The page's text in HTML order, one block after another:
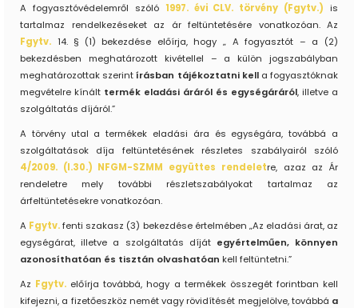
A fogyasztóvédelemről szóló 1997. évi CLV. törvény (Fgytv.) is
tartalmaz rendelkezéseket az ár feltüntetésére vonatkozóan. Az
Fgytv. 14. § (1) bekezdése előírja, hogy „ A fogyasztót – a (2)
bekezdésben meghatározott kivétellel – a külön jogszabályban
meghatározottak szerintírásban tájékoztatni kella fogyasztóknak
megvételre kínált termék eladási áráról és egységáráról, illetve a
szolgáltatás díjáról.”
A törvény utal a termékek eladási ára és egységára, továbbá a
szolgáltatások díja feltüntetésének részletes szabályairól szóló
4/2009. (I.30.) NFGM-SZMM együttes rendeletre, azaz az Ár
rendeletre mely további részletszabályokat tartalmaz az
árfeltüntetésekre vonatkozóan.
A Fgytv.fenti szakasz (3) bekezdése értelmében „Az eladási árat, az
egységárat, illetve a szolgáltatás díját egyértelműen, könnyen
azonosíthatóan és tisztán olvashatóan kell feltüntetni.”
Az Fgytv. előírja továbbá, hogy a termékek összegét forintban kell
kifejezni, a fizetőeszköz nemét vagy rövidítését megjelölve, továbbá a